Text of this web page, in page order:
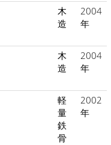
木
造
2004
年
木
造
2004
年
軽
量
鉄
骨
2002
年